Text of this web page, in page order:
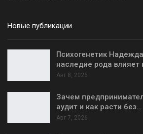
Новые публикации
Психогенетик
наследие рода влияет
Авг 8, 2026
Зачем
аудит и как расти без…
Авг 7, 2026